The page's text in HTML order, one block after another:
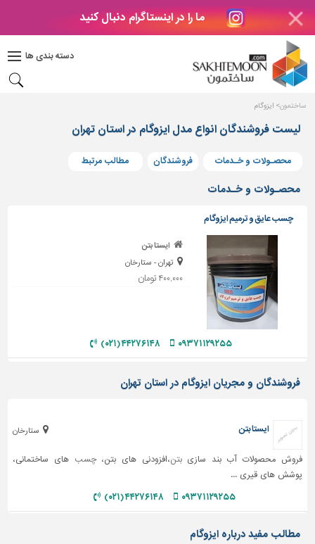
ما را در اینستاگرام دنبال کنید
دسته بندی ها
دکوراسیون
بتن
های
بتنی
و
پنجره
ساختمانی
پله،
نرده
و
حفاظ
دیوارپوش،
سرویس
ابزار،یراق
ماشین
آلات
برقی،روشنایی،ایمنی
محوطه
ساختمون ایزوگام
لیست فروشندگان انواع مدل ایزوگام در استان تهران
محصـولات و خـدمات فروشندگان مطالب مرتبط
محصـولات و خـدمات
چسب عایق و ترمیم ایزوگام
ایستا بتن
تهران - ستارخان
۴۰۰,۰۰۰ تومان
۰۹۳۷۱۱۲۹۲۵۵ ۴۴۲۷۶۱۴۸ (۰۲۱)
فروشندگان و مجریان ایزوگام در استان تهران
ستارخان ایستا بتن
فروش محصولات آب بند سازیبتن،افزودنی های بتن،چسب های ساختمانی،
پوشش های قیری ...
۰۹۳۷۱۱۲۹۲۵۵ ۴۴۲۷۶۱۴۸ (۰۲۱)
مطالب مفید درباره ایزوگام